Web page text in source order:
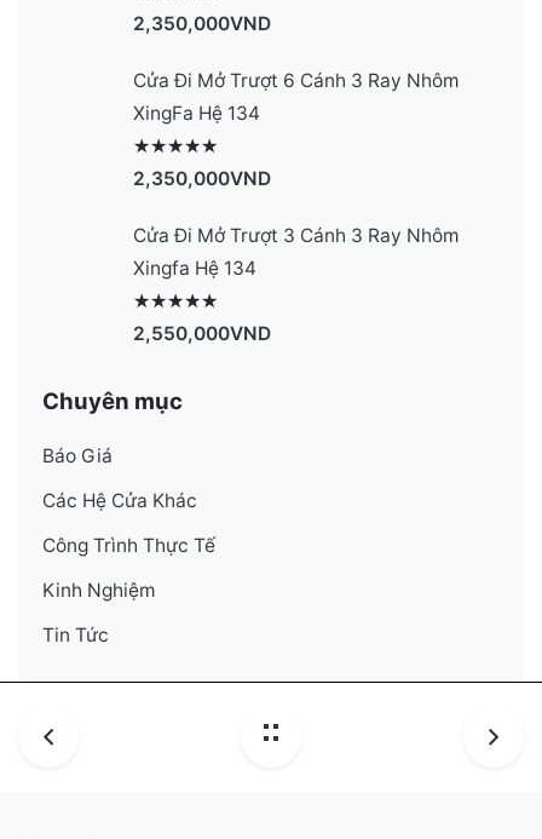
2,350,000VND
Cửa Đi Mở Trượt 6 Cánh 3 Ray Nhôm
XingFa Hệ 134
2,350,000VND
Cửa Đi Mở Trượt 3 Cánh 3 Ray Nhôm
Xingfa Hệ 134
2,550,000VND
Chuyên mục
Báo Giá
Các Hệ Cửa Khác
Công Trình Thực Tế
Kinh Nghiệm
Tin Tức